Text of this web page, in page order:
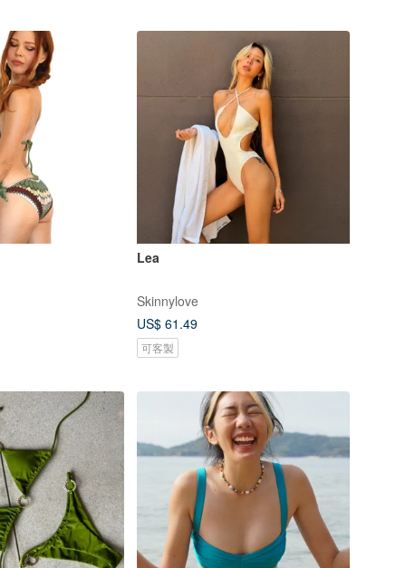
Lea
Skinnylove
US$ 61.49
可客製